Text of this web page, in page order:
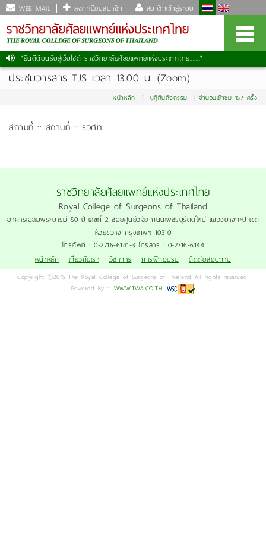
WEB MAIL ลงทะเบียนสมาชิก สมาชิกเข้าสู่ระบบ
"ยินดีต้อนรับสู่เว็บไซต์ ราชวิทยาลัยศัลยแพทย์แห่งประเทศไทย......."
ประชุมวารสาร TJS เวลา 13.00 น. (Zoom)
หน้าหลัก ปฏิทินกิจกรรม จำนวนเข้าชม 167 ครั้ง
สถานที่ :: สถานที่ :: รวศท.
ราชวิทยาลัยศัลยแพทย์แห่งประเทศไทย
Royal College of Surgeons of Thailand
อาคารเฉลิมพระบารมี 50 ปี เลขที่ 2 ซอยศูนย์วิจัย ถนนเพชรบุรีตัดใหม่ แขวงบางกะปิ เขต
ห้วยขวาง กรุงเทพฯ 10310
โทรศัพท์ : 0-2716-6141-3 โทรสาร : 0-2716-6144
หน้าหลัก
เกี่ยวกับเรา วิชาการ การฝึกอบรม ติดต่อสอบถาม
Copyright ©2015 The Royal College of Surgeons of Thailand All rights reserved.
Powered By :: WWW.TWA.CO.TH